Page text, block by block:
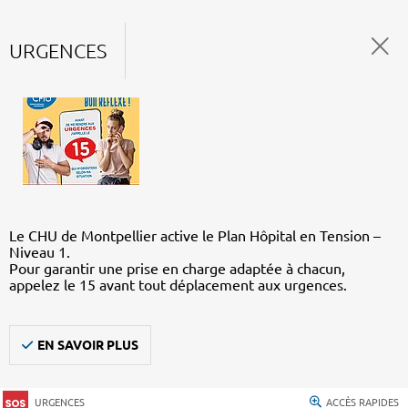
URGENCES
Le CHU de Montpellier active le Plan Hôpital en Tension –
Niveau 1.
Pour garantir une prise en charge adaptée à chacun,
appelez le 15 avant tout déplacement aux urgences.
EN SAVOIR PLUS
URGENCES ACCÈS RAPIDES